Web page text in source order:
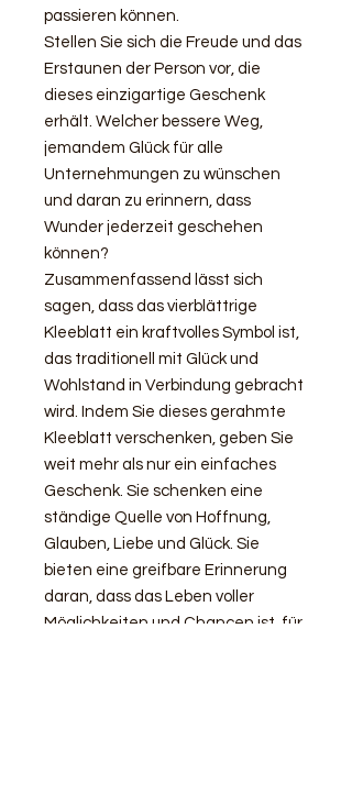
passieren können.
Stellen Sie sich die Freude und das
Erstaunen der Person vor, die
dieses einzigartige Geschenk
erhält. Welcher bessere Weg,
jemandem Glück für alle
Unternehmungen zu wünschen
und daran zu erinnern, dass
Wunder jederzeit geschehen
können?
Zusammenfassend lässt sich
sagen, dass das vierblättrige
Kleeblatt ein kraftvolles Symbol ist,
das traditionell mit Glück und
Wohlstand in Verbindung gebracht
wird. Indem Sie dieses gerahmte
Kleeblatt verschenken, geben Sie
weit mehr als nur ein einfaches
Geschenk. Sie schenken eine
ständige Quelle von Hoffnung,
Glauben, Liebe und Glück. Sie
bieten eine greifbare Erinnerung
daran, dass das Leben voller
Möglichkeiten und Chancen ist, für